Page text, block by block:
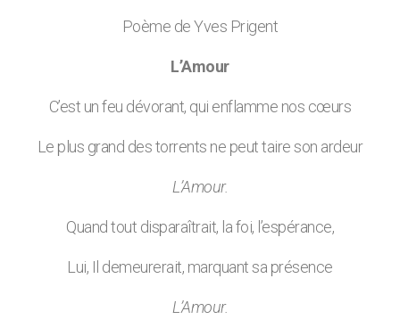
Poème de Yves Prigent
L’Amour
C’est un feu dévorant, qui enflamme nos cœurs
Le plus grand des torrents ne peut taire son ardeur
L’Amour.
Quand tout disparaîtrait, la foi, l’espérance,
Lui, Il demeurerait, marquant sa présence
L’Amour.